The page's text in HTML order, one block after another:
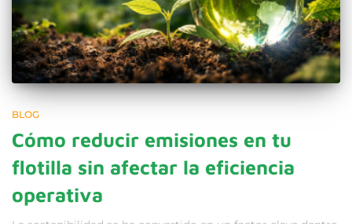
BLOG
Cómo reducir emisiones en tu
flotilla sin afectar la eficiencia
operativa